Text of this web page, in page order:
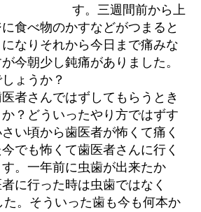
す。三週間前から上
食べ物のかすなどがつまると
なりそれから今日まで痛みな
今朝少し鈍痛がありました。
ょうか？
者さんではずしてもらうとき
？どういったやり方ではずす
い頃から歯医者が怖くて痛く
でも怖くて歯医者さんに行く
。一年前に虫歯が出来たか
に行った時は虫歯ではなく
た。そういった歯も今も何本か